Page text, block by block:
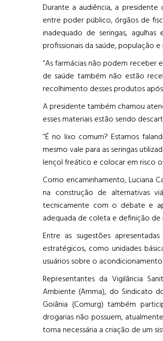
Durante a audiência, a presidente
entre poder público, órgãos de
inadequado de seringas,
profissionais da saúde, população
“As farmácias não podem
de saúde também não estão
recolhimento desses produtos
A presidente também chamou
esses materiais estão sendo
“É no lixo comum? Estamos
mesmo vale para as seringas
lençol freático e colocar em risco
Como encaminhamento, Luciana
na construção de alternativas
tecnicamente com o debate e
adequada de coleta e definição
Entre as sugestões
estratégicos, como unidades
usuários sobre o
Representantes da Vigilância
Ambiente (Amma), do Sindicato
Goiânia (Comurg) também
drogarias não possuem,
torna necessária a criação de um